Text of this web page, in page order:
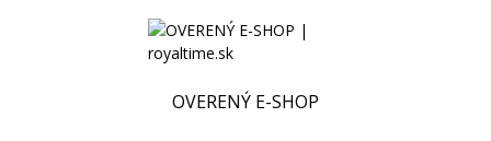
OVERENÝ E-SHOP